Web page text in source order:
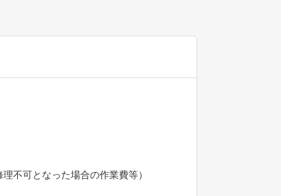
不可となった場合の作業費等）